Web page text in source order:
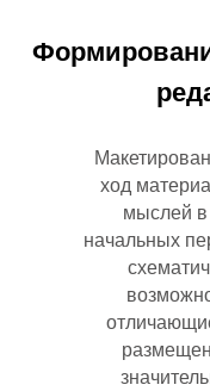
ход
мыслей
начальных